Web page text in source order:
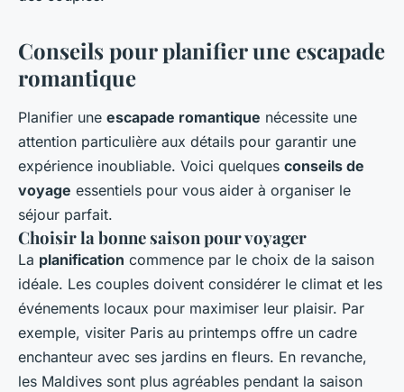
Conseils pour planifier une escapade
romantique
Planifier une escapade romantique nécessite une
attention particulière aux détails pour garantir une
expérience inoubliable. Voici quelques conseils de
voyage essentiels pour vous aider à organiser le
séjour parfait.
Choisir la bonne saison pour voyager
La planification commence par le choix de la saison
idéale. Les couples doivent considérer le climat et les
événements locaux pour maximiser leur plaisir. Par
exemple, visiter Paris au printemps offre un cadre
enchanteur avec ses jardins en fleurs. En revanche,
les Maldives sont plus agréables pendant la saison